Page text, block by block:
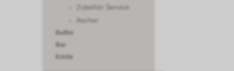
Zubehör Service
Ascher
Buffet
Bar
Körbe